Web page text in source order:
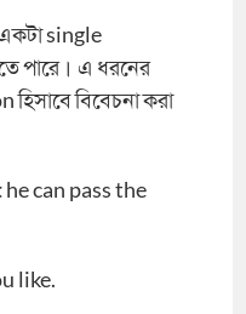
single
পারে। এ ধরনের
বিবেচনা করা
he can pass the
like.